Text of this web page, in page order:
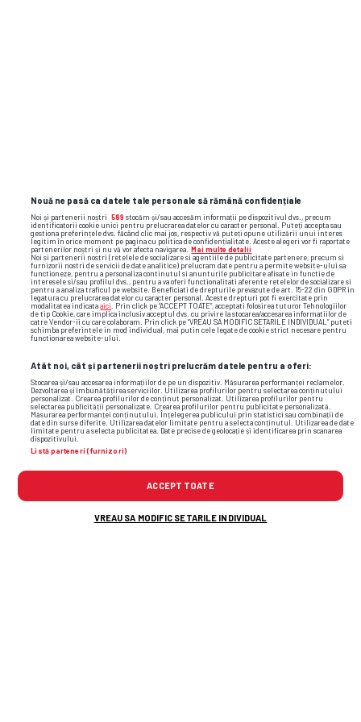
Foto23/50
Nouă ne pasă ca datele tale personale să rămână confidențiale
Noi și partenerii noștri 589 stocăm și/sau accesăm informații pe dispozitivul dvs., precum
identificatorii cookie unici pentru prelucrarea datelor cu caracter personal. Puteți accepta sau
gestiona preferințele dvs. făcând clic mai jos, respectiv vă puteți opune utilizării unui interes
legitim în orice moment pe pagina cu politica de confidențialitate. Aceste alegeri vor fi raportate
partenerilor noștri și nu vă vor afecta navigarea. Mai multe detalii
Noi si partenerii nostri (retelele de socializare si agentiile de publicitate partenere, precum si
furnizorii nostri de servicii de date analitice) prelucram date pentru a permite website-ului sa
functioneze, pentru a personaliza continutul si anunturile publicitare afisate in functie de
interesele si/sau profilul dvs., pentru a va oferi functionalitati aferente retelelor de socializare si
pentru a analiza traficul pe website. Beneficiati de drepturile prevazute de art. 15-22 din GDPR in
legatura cu prelucrarea datelor cu caracter personal. Aceste drepturi pot fi exercitate prin
modalitatea indicataaici
. Prin click pe “ACCEPT TOATE”, acceptati folosirea tuturor Tehnologiilor
de tip Cookie, care implica inclusiv acceptul dvs. cu privire la stocarea/accesarea informatiilor de
catre Vendor-ii cu care colaboram. Prin click pe “VREAU SA MODIFIC SETARILE INDIVIDUAL” puteti
schimba preferintele in mod individual, mai putin cele legate de cookie strict necesare pentru
functionarea website-ului.
Atât noi, cât și partenerii noștri prelucrăm datele pentru a oferi:
Stocarea și/sau accesarea informațiilor de pe un dispozitiv. Măsurarea performanței reclamelor.
Dezvoltarea și îmbunătățirea serviciilor. Utilizarea profilurilor pentru selectarea conținutului
personalizat. Crearea profilurilor de conținut personalizat. Utilizarea profilurilor pentru
selectarea publicității personalizate. Crearea profilurilor pentru publicitate personalizată.
Măsurarea performanței conținutului. Înțelegerea publicului prin statistici sau combinații de
date din surse diferite. Utilizarea datelor limitate pentru a selecta conținutul. Utilizarea de date
limitate pentru a selecta publicitatea. Date precise de geolocație și identificarea prin scanarea
dispozitivului.
Listă parteneri (furnizori)
ACCEPT TOATE
VREAU SA MODIFIC SETARILE INDIVIDUAL